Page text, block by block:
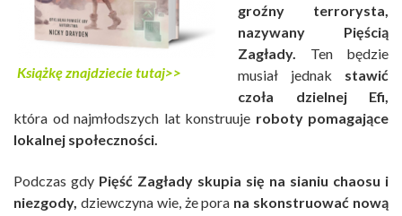
Książkę znajdziecie tutaj>>
groźny terrorysta,
nazywany Pięścią
Zagłady. Ten będzie
musiał jednak stawić
czoła dzielnej Efi,
która od najmłodszych lat konstruuje roboty pomagające
lokalnej społeczności.
Podczas gdy Pięść Zagłady skupia się na sianiu chaosu i
niezgody, dziewczyna wie, że pora na skonstruować nową